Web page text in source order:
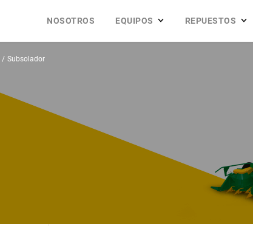
NOSOTROS EQUIPOS REPUESTOS
Subsolador